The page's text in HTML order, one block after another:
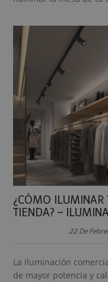
¿CÓMO ILUMINAR
TIENDA? –
22 De
La iluminación
de mayor potencia y